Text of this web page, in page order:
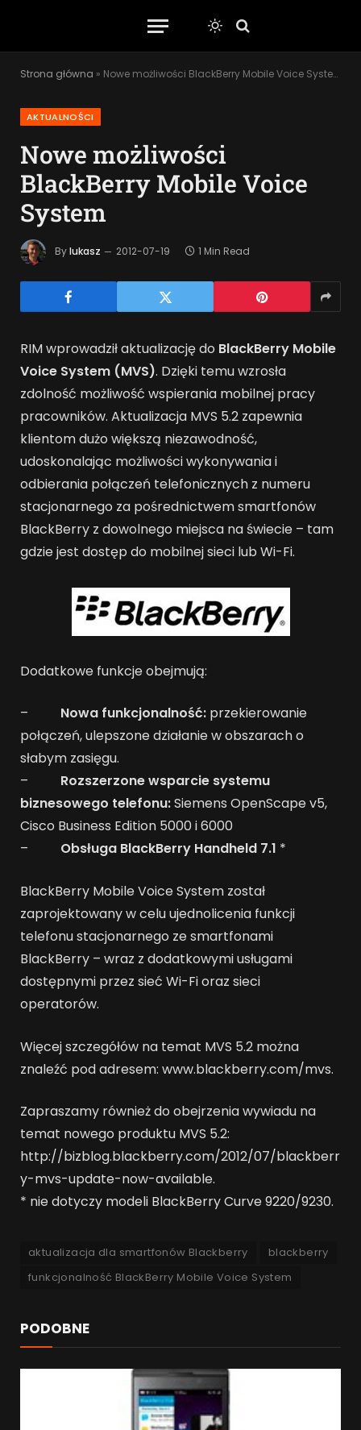
Strona główna » Nowe możliwości BlackBerry Mobile Voice System
AKTUALNOŚCI
Nowe możliwości
BlackBerry Mobile Voice
System
Bylukasz 2012-07-19 1 Min Read
RIM wprowadził aktualizację do BlackBerry Mobile
Voice System (MVS). Dzięki temu wzrosła
zdolność możliwość wspierania mobilnej pracy
pracowników. Aktualizacja MVS 5.2 zapewnia
klientom dużo większą niezawodność,
udoskonalając możliwości wykonywania i
odbierania połączeń telefonicznych z numeru
stacjonarnego za pośrednictwem smartfonów
BlackBerry z dowolnego miejsca na świecie – tam
gdzie jest dostęp do mobilnej sieci lub Wi-Fi.
Dodatkowe funkcje obejmują:
– Nowa funkcjonalność: przekierowanie
połączeń, ulepszone działanie w obszarach o
słabym zasięgu.
– Rozszerzone wsparcie systemu
biznesowego telefonu:Siemens OpenScape v5,
Cisco Business Edition 5000 i 6000
– Obsługa BlackBerry Handheld 7.1 *
BlackBerry Mobile Voice System został
zaprojektowany w celu ujednolicenia funkcji
telefonu stacjonarnego ze smartfonami
BlackBerry – wraz z dodatkowymi usługami
dostępnymi przez sieć Wi-Fi oraz sieci
operatorów.
Więcej szczegółów na temat MVS 5.2 można
znaleźć pod adresem: www.blackberry.com/mvs.
Zapraszamy również do obejrzenia wywiadu na
temat nowego produktu MVS 5.2:
http://bizblog.blackberry.com/2012/07/blackberr
y-mvs-update-now-available.
* nie dotyczy modeli BlackBerry Curve 9220/9230.
aktualizacja dla smartfonów Blackberry
blackberry
funkcjonalność BlackBerry Mobile Voice System
PODOBNE